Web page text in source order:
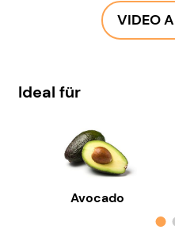
VIDEO
Ideal für
Avocado